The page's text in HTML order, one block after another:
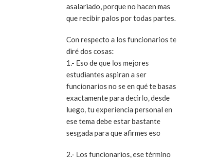
asalariado, porque no hacen mas
que recibir palos por todas partes.
Con respecto a los funcionarios te
diré dos cosas:
1.- Eso de que los mejores
estudiantes aspiran a ser
funcionarios no se en qué te basas
exactamente para decirlo, desde
luego, tu experiencia personal en
ese tema debe estar bastante
sesgada para que afirmes eso
2.- Los funcionarios, ese término